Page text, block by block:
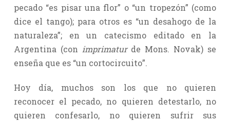
pecado “es pisar una flor” o “un tropezón” (como
dice el tango); para otros es “un desahogo de la
naturaleza”; en un catecismo editado en la
Argentina (con imprimaturde Mons. Novak) se
enseña que es “un cortocircuito”.
Hoy día, muchos son los que no quieren
reconocer el pecado, no quieren detestarlo, no
quieren confesarlo, no quieren sufrir sus